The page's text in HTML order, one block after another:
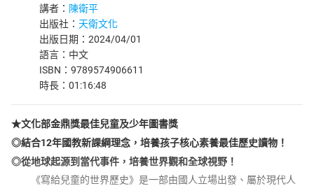
講者： 陳衛平
出版社： 天衛文化
出版日期：2024/04/01
語言：中文
ISBN：9789574906611
時長：01:16:48
★文化部金鼎獎最佳兒童及少年圖書獎
◎結合12年國教新課綱理念，培養孩子核心素養最佳歷史讀物！
◎從地球起源到當代事件，培養世界觀和全球視野！
《寫給兒童的世界歷史》是一部由國人立場出發、屬於現代人